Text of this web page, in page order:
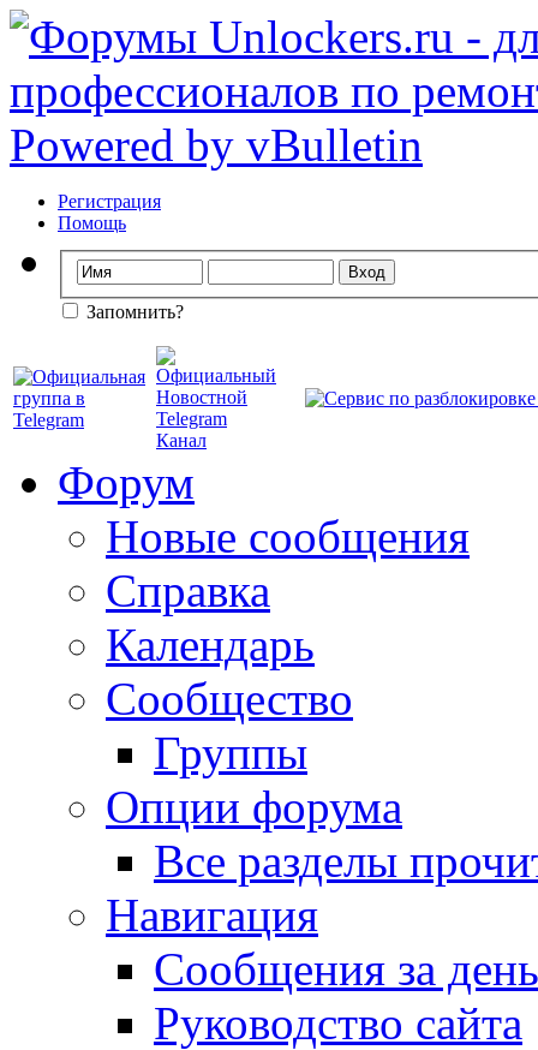
Регистрация
Помощь
Запомнить?
Форум
Новые сообщения
Справка
Календарь
Сообщество
Группы
Опции форума
Все разделы
Навигация
Сообщения за день
Руководство сайта